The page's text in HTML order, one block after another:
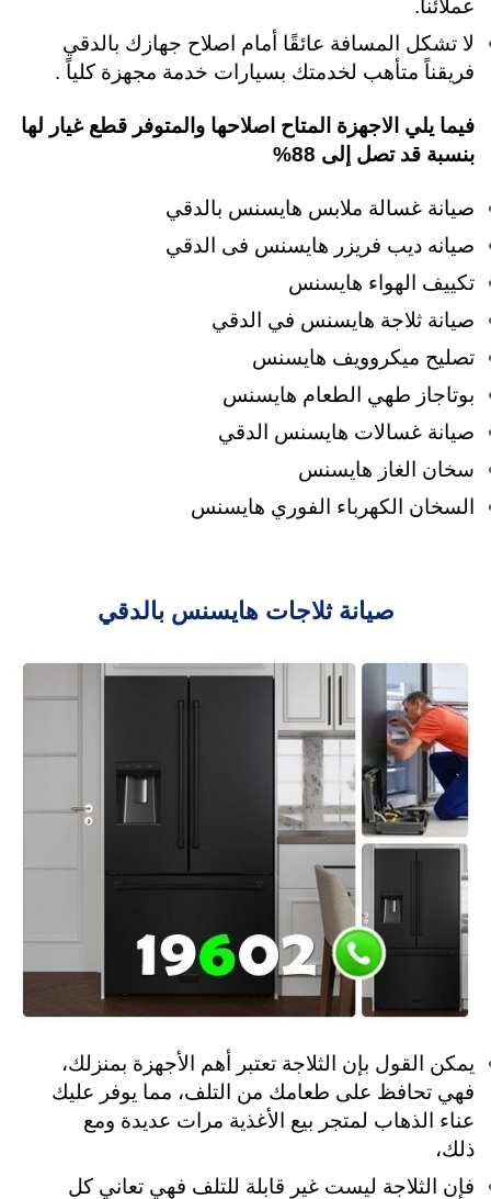
عملائنا.
لا تشكل المسافة عائقًا أمام اصلاح جهازك بالدقي
فريقناً متأهب لخدمتك بسيارات خدمة مجهزة كلياً .
فيما يلي الاجهزة المتاح اصلاحها والمتوفر قطع غيار لها
بنسبة قد تصل إلى 88%
صيانة غسالة ملابس هايسنس بالدقي
صيانه ديب فريزر هايسنس فى الدقي
تكييف الهواء هايسنس
صيانة ثلاجة هايسنس في الدقي
تصليح ميكروويف هايسنس
بوتاجاز طهي الطعام هايسنس
صيانة غسالات هايسنس الدقي
سخان الغاز هايسنس
السخان الكهرباء الفوري هايسنس
صيانة ثلاجات هايسنس بالدقي
يمكن القول بإن الثلاجة تعتبر أهم الأجهزة بمنزلك،
فهي تحافظ على طعامك من التلف، مما يوفر عليك
عناء الذهاب لمتجر بيع الأغذية مرات عديدة ومع
ذلك،
فإن الثلاجة ليست غير قابلة للتلف فهي تعاني كل